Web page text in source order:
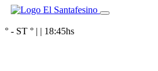
° - ST ° | | 18:45hs